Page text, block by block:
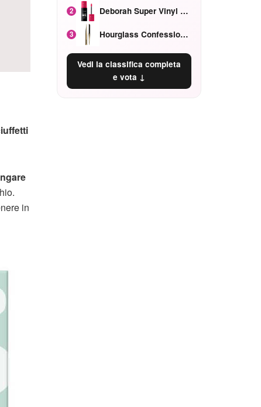
in
2 Deborah Super Vinyl Shake Rosa Ciliegia
3 Hourglass Confession Ricaricabile Ultra Preciso Ad Alta Intensità Secretly Classic Red
Vedi la classifica completa
e vota ↓